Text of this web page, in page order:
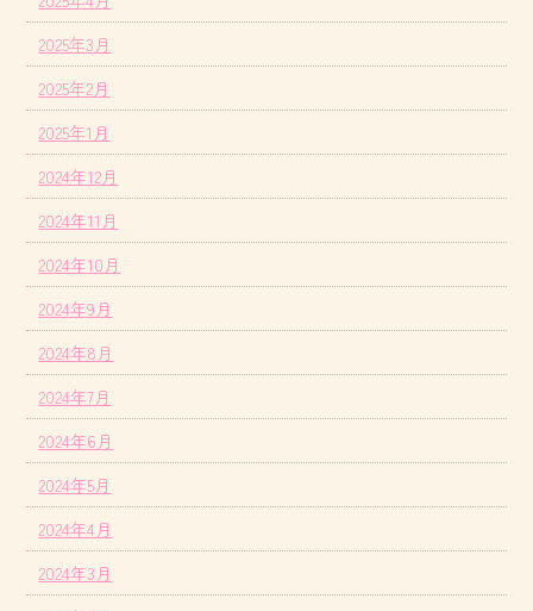
2025年3月
2025年2月
2025年1月
2024年12月
2024年11月
2024年10月
2024年9月
2024年8月
2024年7月
2024年6月
2024年5月
2024年4月
2024年3月